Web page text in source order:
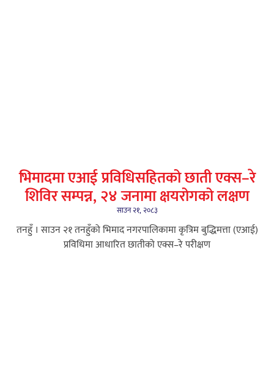
भिमादमा एआई प्रविधिसहितको छाती एक्स–रे
शिविर सम्पन्न, २४ जनामा क्षयरोगको लक्षण
साउन २१, २०८३
तनहुँ । साउन २१ तनहुँको भिमाद नगरपालिकामा कृत्रिम बुद्धिमत्ता (एआई)
प्रविधिमा आधारित छातीको एक्स–रे परीक्षण